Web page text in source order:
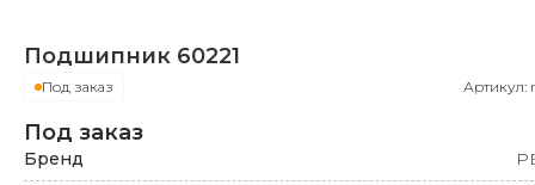
Подшипник 60221
Под заказ Артикул:
Под заказ
Бренд